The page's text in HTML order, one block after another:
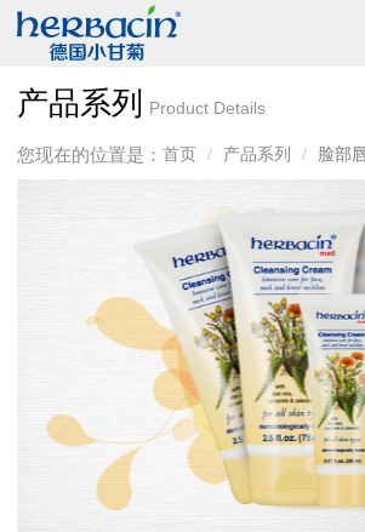
产品系列 Product Details
您现在的位置是：首页 产品系列 脸部